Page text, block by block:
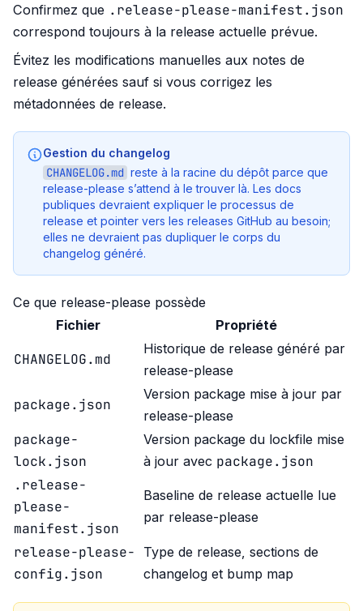
Confirmez que .release-please-manifest.json
correspond toujours à la release actuelle prévue.
Évitez les modifications manuelles aux notes de
release générées sauf si vous corrigez les
métadonnées de release.
Gestion du changelog
CHANGELOG.md reste à la racine du dépôt parce que
release-please s’attend à le trouver là. Les docs
publiques devraient expliquer le processus de
release et pointer vers les releases GitHub au besoin;
elles ne devraient pas dupliquer le corps du
changelog généré.
Ce que release-please possède
Fichier
Propriété
CHANGELOG.md
Historique de release généré par
release-please
package.json
Version package mise à jour par
release-please
package-
lock.json
Version package du lockfile mise
à jour avec package.json
.release-
please-
manifest.json
Baseline de release actuelle lue
par release-please
release-please-
config.json
Type de release, sections de
changelog et bump map